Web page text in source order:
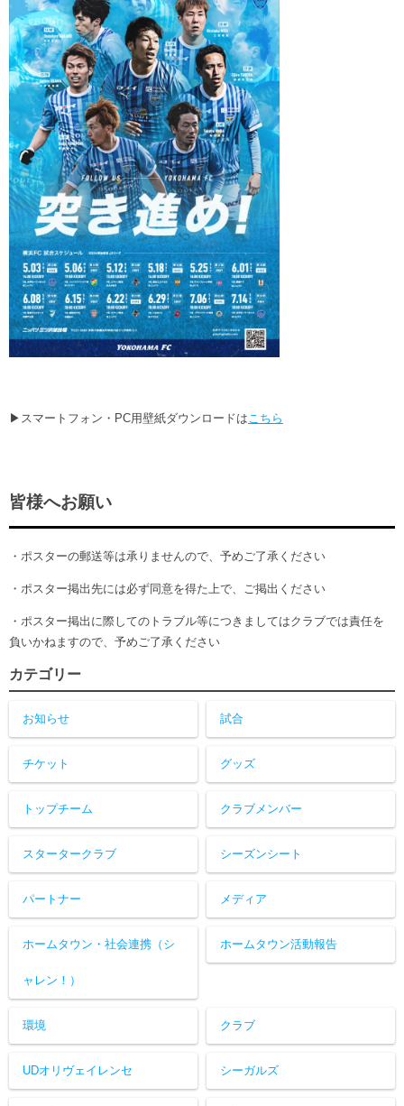
▶スマートフォン・PC用壁紙ダウンロードはこちら
皆様へお願い
・ポスターの郵送等は承りませんので、予めご了承ください
・ポスター掲出先には必ず同意を得た上で、ご掲出ください
・ポスター掲出に際してのトラブル等につきましてはクラブでは責任を
負いかねますので、予めご了承ください
カテゴリー
お知らせ 試合
チケット グッズ
トップチーム クラブメンバー
スタータークラブ シーズンシート
パートナー メディア
ホームタウン・社会連携（シ
ャレン！）
ホームタウン活動報告
環境 クラブ
UDオリヴェイレンセ シーガルズ